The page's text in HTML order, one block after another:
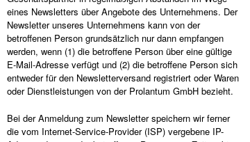
eines Newsletters über Angebote des Unternehmens. Der
Newsletter unseres Unternehmens kann von der
betroffenen Person grundsätzlich nur dann empfangen
werden, wenn (1) die betroffene Person über eine gültige
E-Mail-Adresse verfügt und (2) die betroffene Person sich
entweder für den Newsletterversand registriert oder Waren
oder Dienstleistungen von der Prolantum GmbH bezieht.
Bei der Anmeldung zum Newsletter speichern wir ferner
die vom Internet-Service-Provider (ISP) vergebene IP-